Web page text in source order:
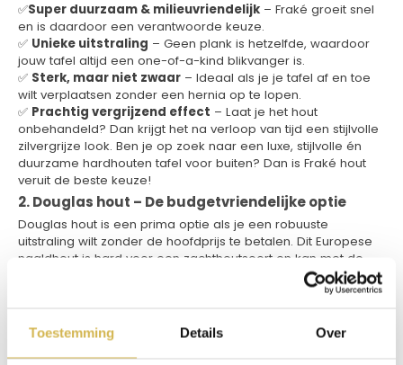
Toestemming Details Over
✅Super duurzaam & milieuvriendelijk – Fraké groeit snel
en is daardoor een verantwoorde keuze.
✅ Unieke uitstraling – Geen plank is hetzelfde, waardoor
jouw tafel altijd een one-of-a-kind blikvanger is.
✅ Sterk, maar niet zwaar – Ideaal als je je tafel af en toe
wilt verplaatsen zonder een hernia op te lopen.
✅ Prachtig vergrijzend effect – Laat je het hout
onbehandeld? Dan krijgt het na verloop van tijd een stijlvolle
zilvergrijze look. Ben je op zoek naar een luxe, stijlvolle én
duurzame hardhouten tafel voor buiten? Dan is Fraké hout
veruit de beste keuze!
2. Douglas hout – De budgetvriendelijke optie
Douglas hout is een prima optie als je een robuuste
uitstraling wilt zonder de hoofdprijs te betalen. Dit Europese
naaldhout is hard voor een zachthoutsoort en kan met de
zonder
behandeling gaat Douglas hout buiten minder lang mee dan
hout?
✔ Betaalbaar en goed verkrijgbaar.